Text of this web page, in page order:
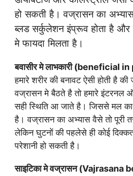
हो सकती है। वज्रासन का
ब्लड सर्कुलेशन इंप्रूव होता है और
मे फायदा मिलता है।
बवासीर मे लाभकारी (beneficial
हमारे शरीर की बनावट ऐसी होती है
वज्रासन मे बैठते है तो हमारे इंटरनल
सही स्थिति आ जाते है। जिससे मल का
है। वज्रासन का अभ्यास वैसे तो पूरी
लेकिन घुटनों की पहलेसे ही कोई
परेशानी हो सकती है।
साइटिका मे वज्रासन (Vajrasana